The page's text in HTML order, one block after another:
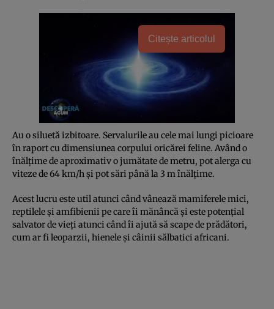
Citește articolul
Au o siluetă izbitoare. Servalurile au cele mai lungi picioare
în raport cu dimensiunea corpului oricărei feline. Având o
înălțime de aproximativ o jumătate de metru, pot alerga cu
viteze de 64 km/h și pot sări până la 3 m înălțime.
Acest lucru este util atunci când vânează mamiferele mici,
reptilele și amfibienii pe care îi mănâncă și este potențial
salvator de vieți atunci când îi ajută să scape de prădători,
cum ar fi leoparzii, hienele și câinii sălbatici africani.